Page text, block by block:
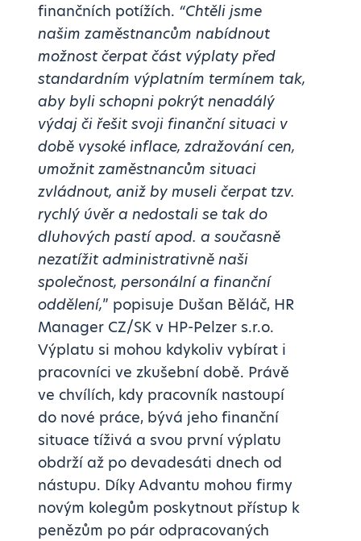
finančních potížích. “Chtěli jsme
našim zaměstnancům nabídnout
možnost čerpat část výplaty před
standardním výplatním termínem tak,
aby byli schopni pokrýt nenadálý
výdaj či řešit svoji finanční situaci v
době vysoké inflace, zdražování cen,
umožnit zaměstnancům situaci
zvládnout, aniž by museli čerpat tzv.
rychlý úvěr a nedostali se tak do
dluhových pastí apod. a současně
nezatížit administrativně naši
společnost, personální a finanční
oddělení,” popisuje Dušan Běláč, HR
Manager CZ/SK v HP-Pelzer s.r.o.
Výplatu si mohou kdykoliv vybírat i
pracovníci ve zkušební době. Právě
ve chvílích, kdy pracovník nastoupí
do nové práce, bývá jeho finanční
situace tíživá a svou první výplatu
obdrží až po devadesáti dnech od
nástupu. Díky Advantu mohou firmy
novým kolegům poskytnout přístup k
penězům po pár odpracovaných